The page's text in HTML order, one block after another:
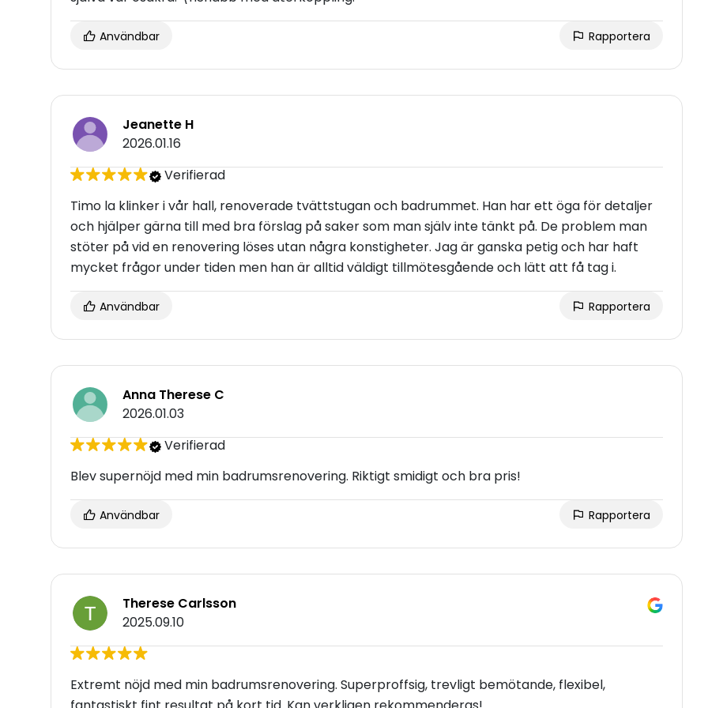
Användbar Rapportera
Jeanette H
2026.01.16
Verifierad
Timo la klinker i vår hall, renoverade tvättstugan och badrummet. Han har ett öga för detaljer
och hjälper gärna till med bra förslag på saker som man själv inte tänkt på. De problem man
stöter på vid en renovering löses utan några konstigheter. Jag är ganska petig och har haft
mycket frågor under tiden men han är alltid väldigt tillmötesgående och lätt att få tag i.
Användbar Rapportera
Anna Therese C
2026.01.03
Verifierad
Blev supernöjd med min badrumsrenovering. Riktigt smidigt och bra pris!
Användbar Rapportera
Therese Carlsson
2025.09.10
Extremt nöjd med min badrumsrenovering. Superproffsig, trevligt bemötande, flexibel,